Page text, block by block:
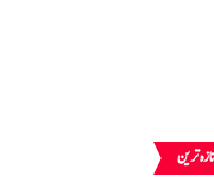
تازہ ترین